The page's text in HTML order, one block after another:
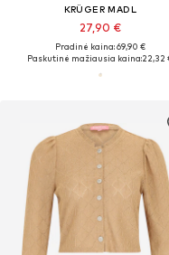
KRÜGER MADL
27,90 €
Pradinė kaina: 69,90 €
Paskutinė mažiausia kaina:22,32